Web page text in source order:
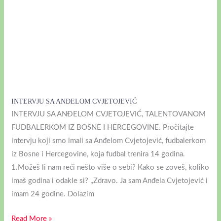
INTERVJU SA ANĐELOM CVJETOJEVIĆ
INTERVJU SA ANĐELOM CVJETOJEVIĆ, TALENTOVANOM
FUDBALERKOM IZ BOSNE I HERCEGOVINE. Pročitajte
intervju koji smo imali sa Anđelom Cvjetojević, fudbalerkom
iz Bosne i Hercegovine, koja fudbal trenira 14 godina.
1.Možeš li nam reći nešto više o sebi? Kako se zoveš, koliko
imaš godina i odakle si? ,,Zdravo. Ja sam Anđela Cvjetojević i
imam 24 godine. Dolazim
Read More »